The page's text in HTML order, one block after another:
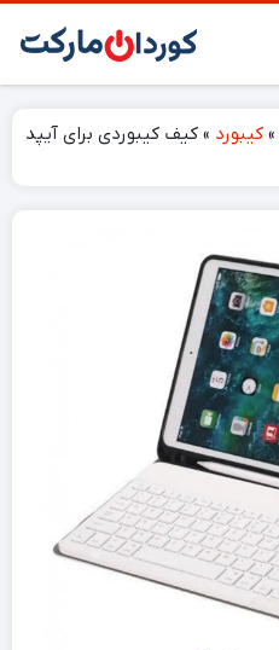
» کیبورد » کیف کیبوردی برای آیپد